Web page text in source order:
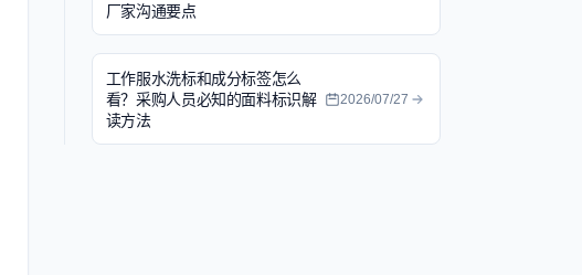
厂家沟通要点
工作服水洗标和成分标签怎么
看？采购人员必知的面料标识解
读方法
2026/07/27